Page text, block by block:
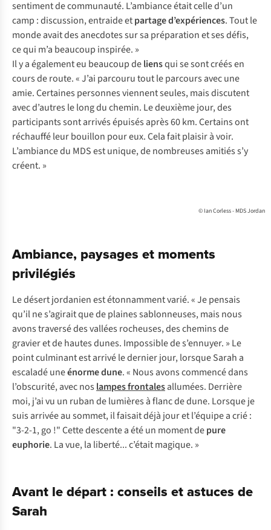
sentimentdecommunauté. L’ambianceétaitcelled’un
camp :discussion,entraideetpartaged’expériences.Toutle
mondeavaitdes anecdotessursa préparationetsesdéfis,
cequi m’a beaucoup inspirée. »
Il y aégalementeu beaucoupdeliensquisesontcréésen
coursderoute.«J’ai parcourutoutleparcours avecune
amie.Certaines personnesviennentseules,maisdiscutent
avecd’autres lelongduchemin. Ledeuxièmejour,des
participantssontarrivésépuisés après60km.Certainsont
réchaufféleurbouillon poureux.Celafaitplaisiràvoir.
L’ambiancedu MDSestunique,denombreuses amitiéss’y
créent. »
© Ian Corless - MDS Jordan
Ambiance, paysages et moments
privilégiés
Le désert jordanien est étonnamment varié. « Je pensais
qu’il ne s’agirait que de plaines sablonneuses, mais nous
avons traversé des vallées rocheuses, des chemins de
gravier et de hautes dunes. Impossible de s’ennuyer. » Le
point culminant est arrivé le dernier jour, lorsque Sarah a
escaladé uneénorme dune. « Nous avons commencé dans
l’obscurité, avec nos lampes frontalesallumées. Derrière
moi, j’ai vu un ruban de lumières à flanc de dune. Lorsque je
suis arrivée au sommet, il faisait déjà jour et l’équipe a crié :
"3-2-1, go !" Cette descente a été un moment depure
euphorie. La vue, la liberté... c’était magique. »
Avant le départ : conseils et astuces de
Sarah